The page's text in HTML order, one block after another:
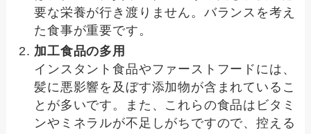
要な栄養が行き渡りません。バランスを考え
た食事が重要です。
加工食品の多用
インスタント食品やファーストフードには、
髪に悪影響を及ぼす添加物が含まれているこ
とが多いです。また、これらの食品はビタミ
ンやミネラルが不足しがちですので、控える